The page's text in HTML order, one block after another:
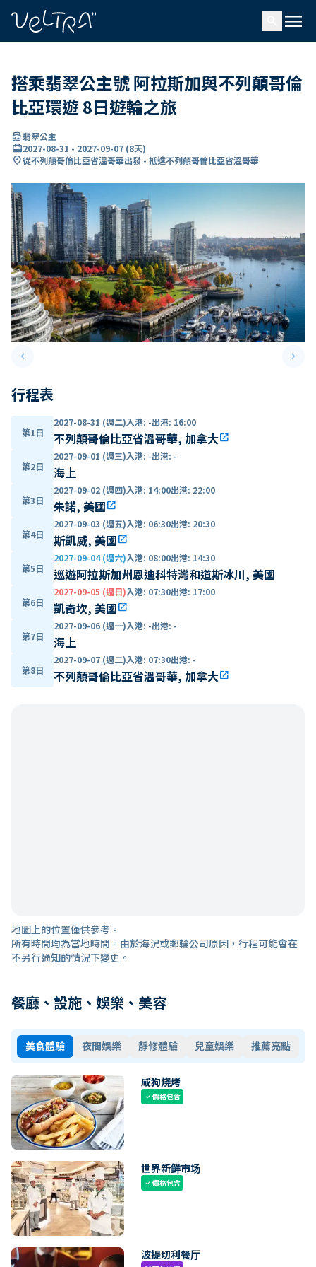
menu
搭乘翡翠公主號 阿拉斯加與不列顛哥倫
比亞環遊 8日遊輪之旅
directions_boat翡翠公主
card_travel2027-08-31 - 2027-09-07 (8天)
location_on從不列顛哥倫比亞省溫哥華出發 - 抵達不列顛哥倫比亞省溫哥華
keyboard_arrow_leftPrevious slide keyboard_arrow_right
行程表
第1日
2027-08-31 (週二)入港: -出港: 16:00
不列顛哥倫比亞省溫哥華, 加拿大open_in_new
第2日
2027-09-01 (週三)入港: -出港: -
海上
第3日
2027-09-02 (週四)入港: 14:00出港: 22:00
朱諾, 美國open_in_new
第4日
2027-09-03 (週五)入港: 06:30出港: 20:30
斯凱威, 美國open_in_new
第5日
2027-09-04 (週六)入港: 08:00出港: 14:30
巡遊阿拉斯加州恩迪科特灣和道斯冰川, 美國
第6日
2027-09-05 (週日)入港: 07:30出港: 17:00
凱奇坎, 美國open_in_new
第7日
2027-09-06 (週一)入港: -出港: -
海上
第8日
2027-09-07 (週二)入港: 07:30出港: -
不列顛哥倫比亞省溫哥華, 加拿大open_in_new
地圖上的位置僅供參考。
所有時間均為當地時間。由於海況或郵輪公司原因，行程可能會在
不另行通知的情況下變更。
餐廳、設施、娛樂、美容
美食體驗 夜間娛樂 靜修體驗 兒童娛樂 推薦亮點
咸狗烧烤
check價格包含
世界新鲜市场
check價格包含
波提切利餐厅